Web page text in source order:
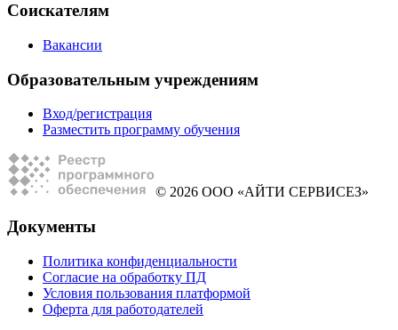
Соискателям
Вакансии
Образовательным учреждениям
Вход/регистрация
Разместить программу обучения
© 2026 ООО «АЙТИ СЕРВИСЕЗ»
Документы
Политика конфиденциальности
Согласие на обработку ПД
Условия пользования платформой
Оферта для работодателей